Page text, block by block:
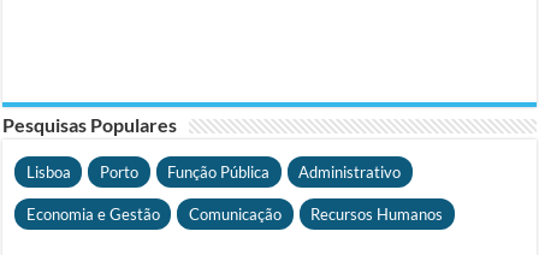
Pesquisas Populares
Lisboa Porto Função Pública Administrativo
Economia e Gestão Comunicação Recursos Humanos